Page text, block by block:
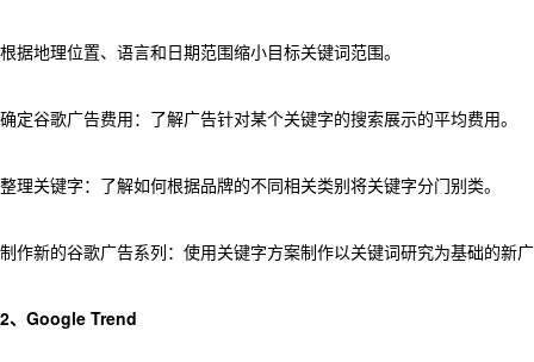
根据地理位置、语言和日期范围缩小目标关键词范围。
确定谷歌广告费用：了解广告针对某个关键字的搜索展示的平均费用。
整理关键字：了解如何根据品牌的不同相关类别将关键字分门别类。
制作新的谷歌广告系列：使用关键字方案制作以关键词研究为基础的新
2、Google Trend